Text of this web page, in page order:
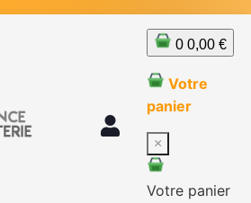
0 0,00 €
Votre
panier
×
Votre panier